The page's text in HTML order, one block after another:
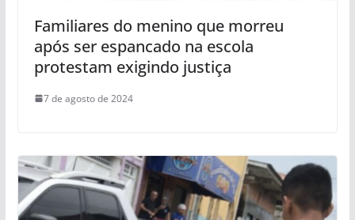
Familiares do menino que morreu
após ser espancado na escola
protestam exigindo justiça
7 de agosto de 2024